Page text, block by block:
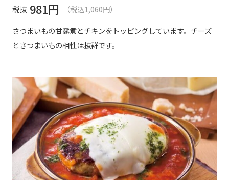
税抜 981円
（税込1,060円）
さつまいもの甘露煮とチキンをトッピングしています。チーズ
とさつまいもの相性は抜群です。